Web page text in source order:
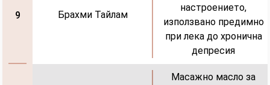
9 Брахми Тайлам
настроението,
използвано предимно
при лека до хронична
депресия
Масажно масло за